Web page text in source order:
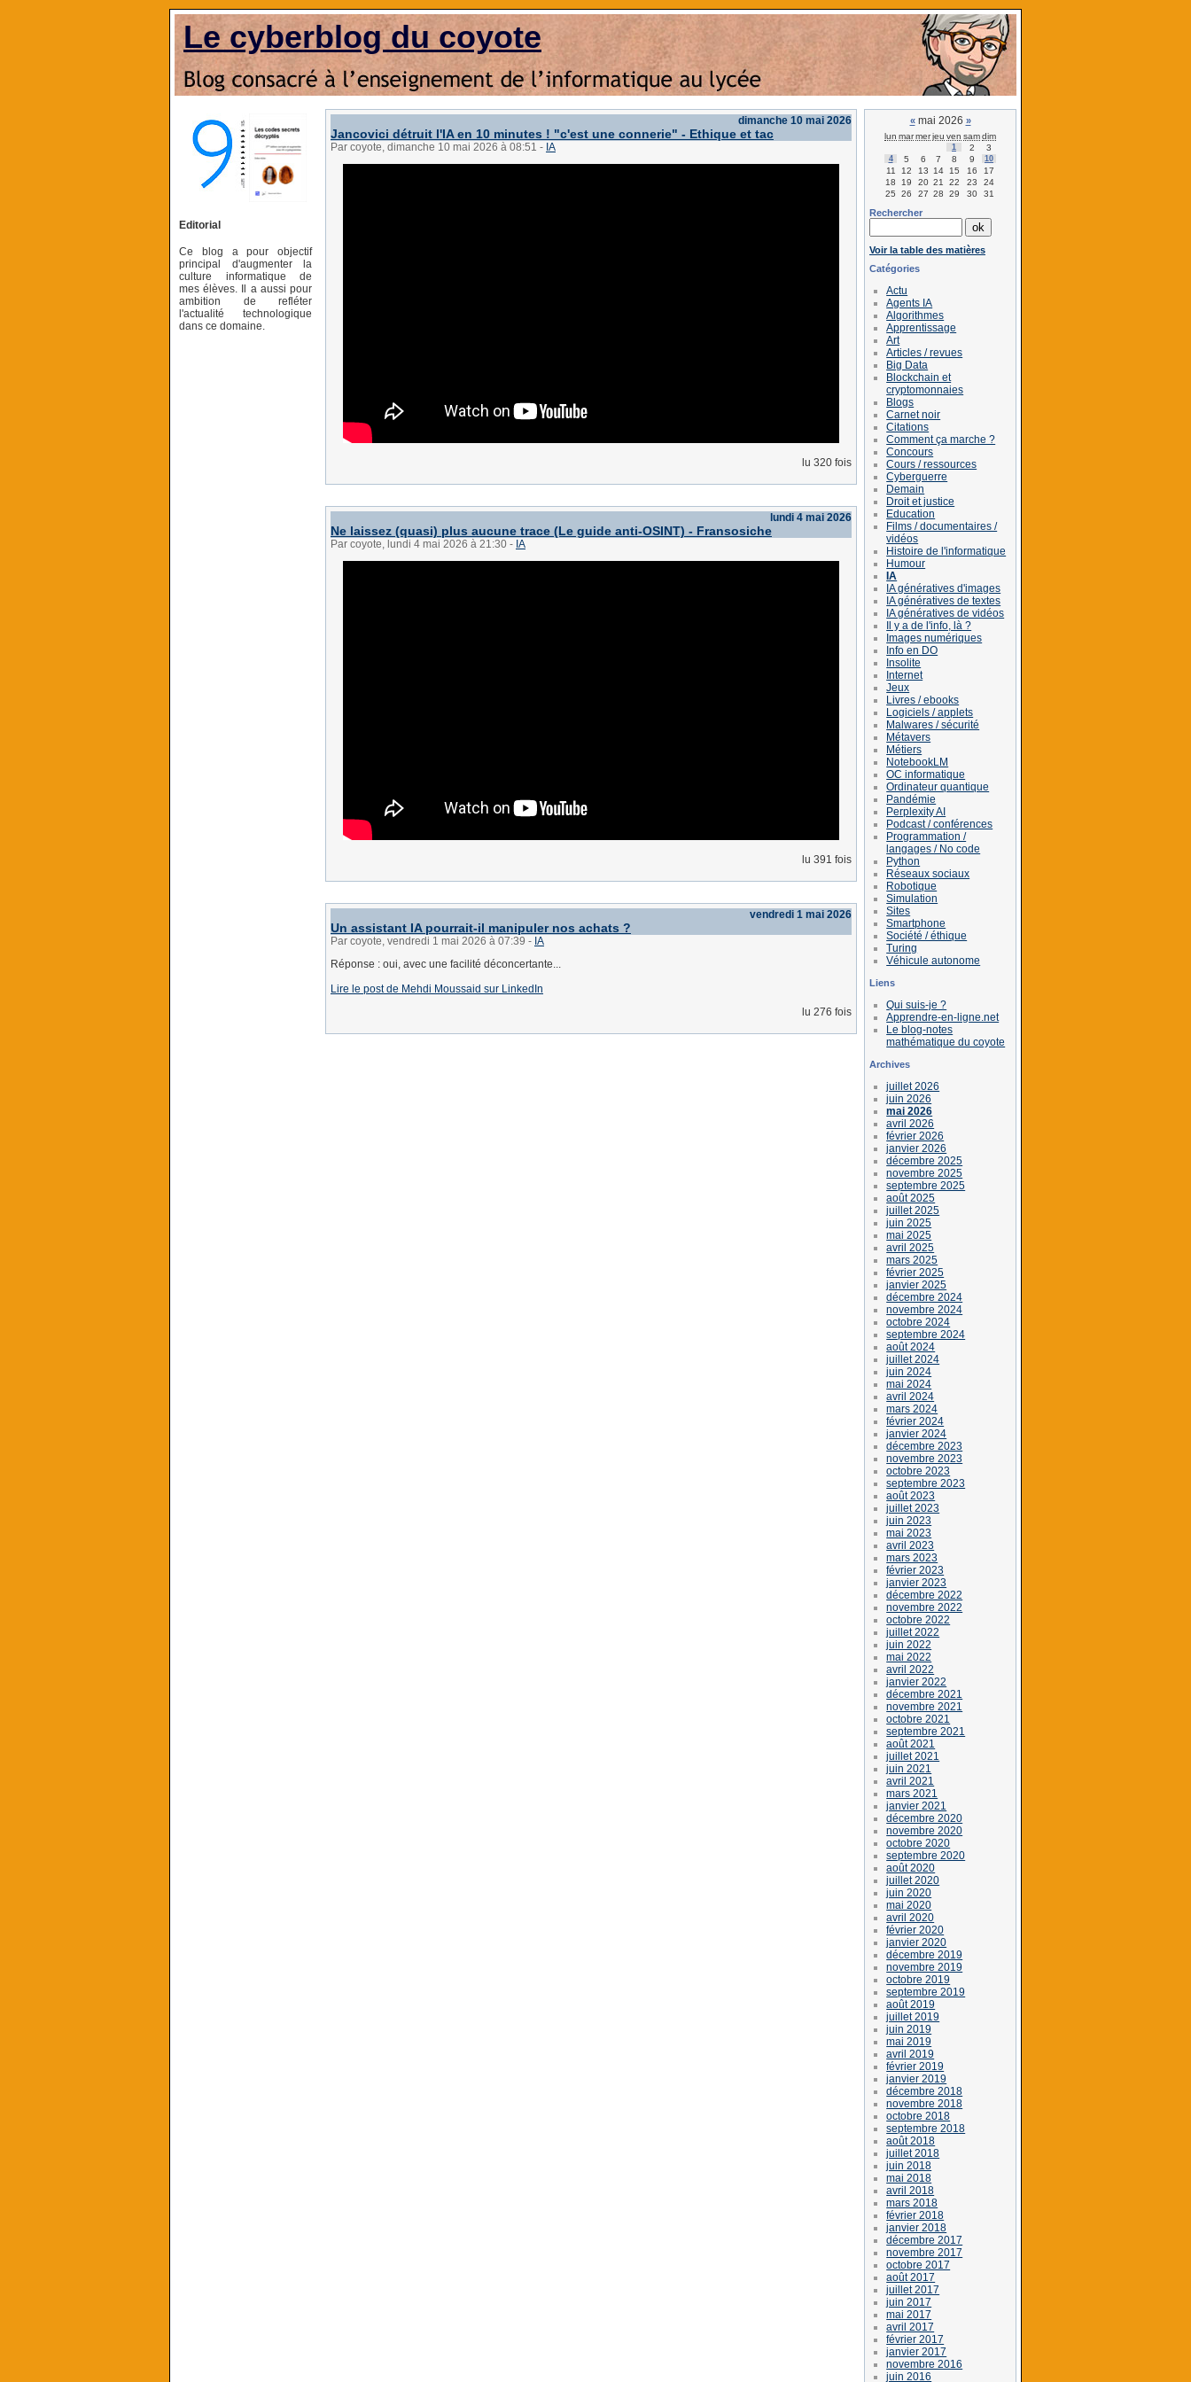
Le cyberblog du coyote
Editorial
Ce blog a pour objectif
principal d'augmenter la
culture informatique de
mes élèves. Il a aussi pour
ambition de refléter
l'actualité technologique
dans ce domaine.
dimanche 10 mai 2026
Jancovici détruit l'IA en 10 minutes ! "c'est une connerie" - Ethique et tac
Par coyote, dimanche 10 mai 2026 à 08:51 - IA
lu 320 fois
lundi 4 mai 2026
Ne laissez (quasi) plus aucune trace (Le guide anti-OSINT) - Fransosiche
Par coyote, lundi 4 mai 2026 à 21:30 - IA
lu 391 fois
vendredi 1 mai 2026
Un assistant IA pourrait-il manipuler nos achats ?
Par coyote, vendredi 1 mai 2026 à 07:39 - IA
Réponse : oui, avec une facilité déconcertante...
Lire le post de Mehdi Moussaid sur LinkedIn
lu 276 fois
«mai 2026 »
lun marmerjeu ven samdim
1 2 3
4 5 6 7 8 9 10
11 12 13 14 15 16
17
18
19 20 21 22 23
24
25
26 27 28 29 30 31
Rechercher
Voir la table des matières
Catégories
Actu
Agents IA
Algorithmes
Apprentissage
Art
Articles / revues
Big Data
Blockchain et
cryptomonnaies
Blogs
Carnet noir
Citations
Comment ça marche ?
Concours
Cours / ressources
Cyberguerre
Demain
Droit et justice
Education
Films / documentaires /
vidéos
Histoire de l'informatique
Humour
IA
IA génératives d'images
IA génératives de textes
IA génératives de vidéos
Il y a de l'info, là ?
Images numériques
Info en DO
Insolite
Internet
Jeux
Livres / ebooks
Logiciels / applets
Malwares / sécurité
Métavers
Métiers
NotebookLM
OC informatique
Ordinateur quantique
Pandémie
Perplexity AI
Podcast / conférences
Programmation /
langages / No code
Python
Réseaux sociaux
Robotique
Simulation
Sites
Smartphone
Société / éthique
Turing
Véhicule autonome
Liens
Qui suis-je ?
Apprendre-en-ligne.net
Le blog-notes
mathématique du coyote
Archives
juillet 2026
juin 2026
mai 2026
avril 2026
février 2026
janvier 2026
décembre 2025
novembre 2025
septembre 2025
août 2025
juillet 2025
juin 2025
mai 2025
avril 2025
mars 2025
février 2025
janvier 2025
décembre 2024
novembre 2024
octobre 2024
septembre 2024
août 2024
juillet 2024
juin 2024
mai 2024
avril 2024
mars 2024
février 2024
janvier 2024
décembre 2023
novembre 2023
octobre 2023
septembre 2023
août 2023
juillet 2023
juin 2023
mai 2023
avril 2023
mars 2023
février 2023
janvier 2023
décembre 2022
novembre 2022
octobre 2022
juillet 2022
juin 2022
mai 2022
avril 2022
janvier 2022
décembre 2021
novembre 2021
octobre 2021
septembre 2021
août 2021
juillet 2021
juin 2021
avril 2021
mars 2021
janvier 2021
décembre 2020
novembre 2020
octobre 2020
septembre 2020
août 2020
juillet 2020
juin 2020
mai 2020
avril 2020
février 2020
janvier 2020
décembre 2019
novembre 2019
octobre 2019
septembre 2019
août 2019
juillet 2019
juin 2019
mai 2019
avril 2019
février 2019
janvier 2019
décembre 2018
novembre 2018
octobre 2018
septembre 2018
août 2018
juillet 2018
juin 2018
mai 2018
avril 2018
mars 2018
février 2018
janvier 2018
décembre 2017
novembre 2017
octobre 2017
août 2017
juillet 2017
juin 2017
mai 2017
avril 2017
février 2017
janvier 2017
novembre 2016
juin 2016